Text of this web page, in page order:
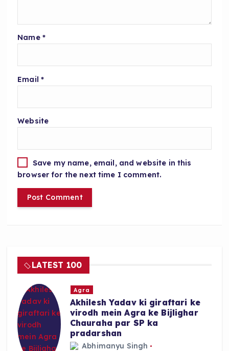
Name *
Email *
Website
Save my name, email, and website in this
browser for the next time I comment.
LATEST 100
Agra
Akhilesh Yadav ki giraftari ke
virodh mein Agra ke Bijlighar
Chauraha par SP ka
pradarshan
Abhimanyu Singh